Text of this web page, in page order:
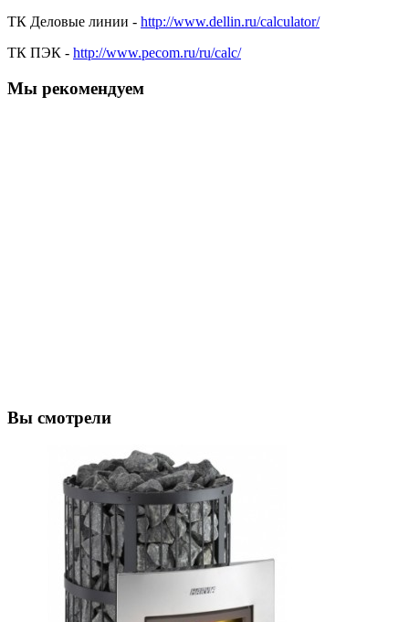
ТК Деловые линии - http://www.dellin.ru/calculator/
ТК ПЭК - http://www.pecom.ru/ru/calc/
Мы рекомендуем
Вы смотрели